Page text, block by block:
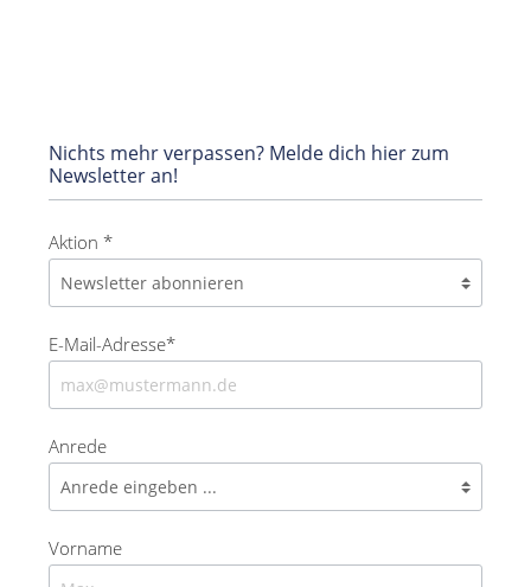
Nichts mehr verpassen? Melde dich hier zum
Newsletter an!
Aktion *
E-Mail-Adresse*
Anrede
Vorname